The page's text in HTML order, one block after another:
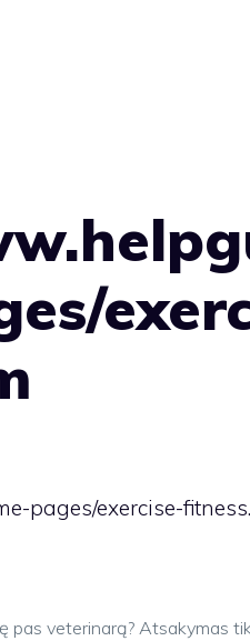
pages/exercise-
veterinarą? Atsakymas